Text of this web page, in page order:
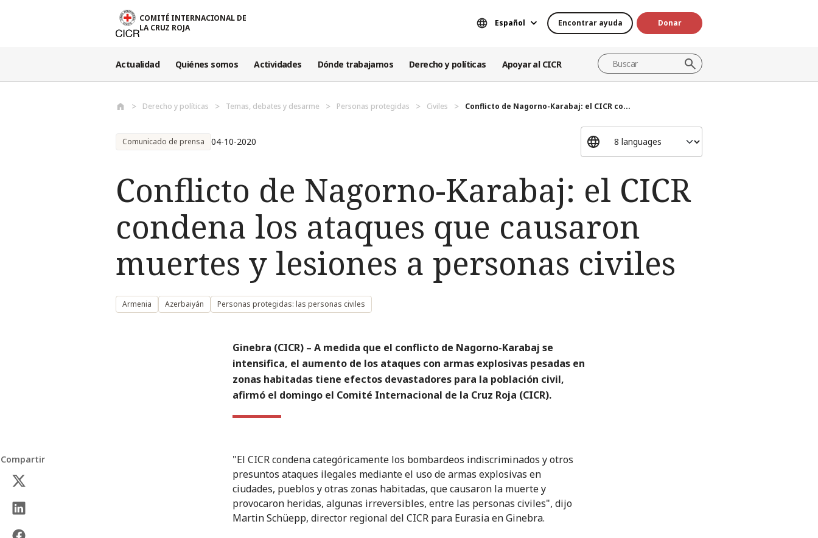
COMITÉ INTERNACIONAL DE
LA CRUZ ROJA
Español Encontrar ayuda Donar
Actualidad Quiénes somos Actividades Dónde trabajamos Derecho y políticas Apoyar al CICR
Derecho y políticas Temas, debates y desarme Personas protegidas Civiles Conflicto de Nagorno-Karabaj: el CICR co...
Comunicado de prensa 04-10-2020
Conflicto de Nagorno-Karabaj: el CICR
condena los ataques que causaron
muertes y lesiones a personas civiles
Armenia Azerbaiyán Personas protegidas: las personas civiles
Ginebra (CICR) – A medida que el conflicto de Nagorno-Karabaj se
intensifica, el aumento de los ataques con armas explosivas pesadas en
zonas habitadas tiene efectos devastadores para la población civil,
afirmó el domingo el Comité Internacional de la Cruz Roja (CICR).
Compartir
"El CICR condena categóricamente los bombardeos indiscriminados y otros
presuntos ataques ilegales mediante el uso de armas explosivas en
ciudades, pueblos y otras zonas habitadas, que causaron la muerte y
provocaron heridas, algunas irreversibles, entre las personas civiles", dijo
Martin Schüepp, director regional del CICR para Eurasia en Ginebra.